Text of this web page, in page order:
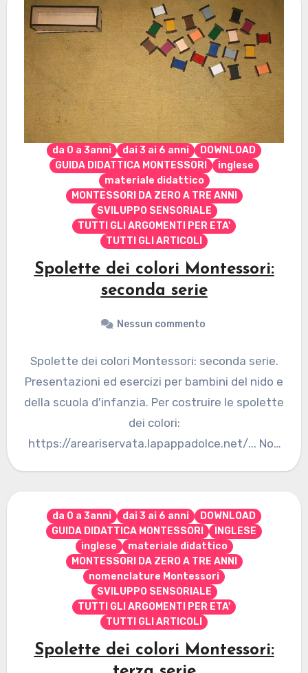
da 0 a 3anni dai 3 ai 6 anni
DOWNLOAD
GUIDA DIDATTICA MONTESSORI
inglese
materiale didattico
MONTESSORI DA ZERO A TRE ANNI
SVILUPPO SENSORIALE
TUTTI GLI ARGOMENTI PER ETA'
TUTTI GLI ARTICOLI
Spolette dei colori Montessori:
seconda serie
Nessun commento
Spolette dei colori Montessori: seconda serie.
Presentazioni ed esercizi per bambini del nido e
della scuola d'infanzia. Per costruire le spolette
dei colori:
https://areariservata.lapappadolce.net/... Non
da 0 a 3anni dai 3 ai 6 anni
DOWNLOAD
GUIDA DIDATTICA MONTESSORI
INGLESE
inglese
materiale didattico
MONTESSORI DA ZERO A TRE ANNI
nomenclature Montessori
SVILUPPO SENSORIALE
TUTTI GLI ARGOMENTI PER ETA'
TUTTI GLI ARTICOLI
Spolette dei colori Montessori: